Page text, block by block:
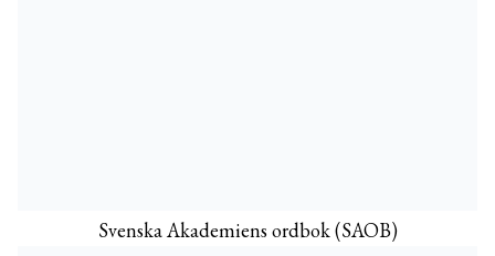
Svenska Akademiens ordbok (SAOB)